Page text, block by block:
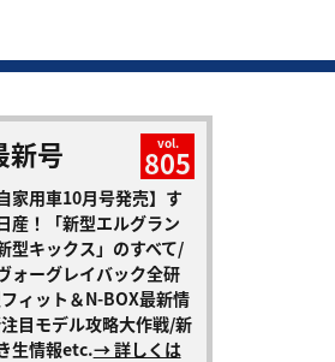
新号 vol.
805
家用車10月号発売】す
産！「新型エルグラン
型キックス」のすべて/
ォーグレイバック全研
ィット＆N-BOX最新情
目モデル攻略大作戦/新
生情報etc.→ 詳しくは